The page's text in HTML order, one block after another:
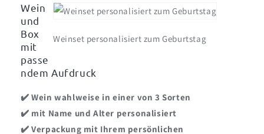
Weinset personalisiert zum Geburtstag
Wein
und
Box
mit
passe
ndem Aufdruck
✔️ Wein wahlweise in einer von 3 Sorten
✔️ mit Name und Alter personalisiert
✔️ Verpackung mit Ihrem persönlichen